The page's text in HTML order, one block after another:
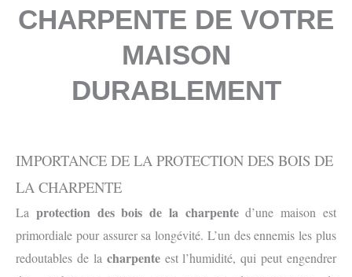
CHARPENTE DE VOTRE
MAISON
DURABLEMENT
IMPORTANCE DE LA PROTECTION DES BOIS DE
LA CHARPENTE
La protection des bois de la charpented’une maison est
primordiale pour assurer sa longévité. L’un des ennemis les plus
redoutables de la charpenteest l’humidité, qui peut engendrer